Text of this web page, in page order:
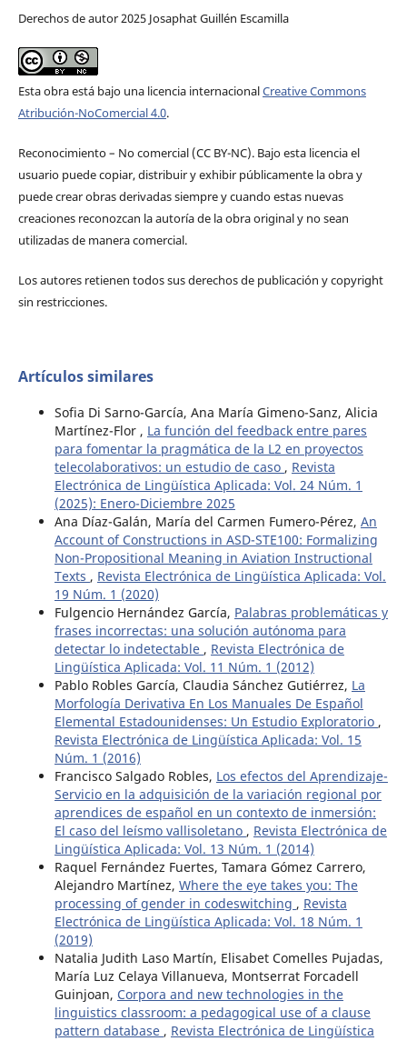
Derechos de autor 2025 Josaphat Guillén Escamilla
Esta obra está bajo una licencia internacionalCreative Commons
Atribución-NoComercial 4.0.
Reconocimiento – No comercial (CC BY-­NC). Bajo esta licencia el
usuario puede copiar, distribuir y exhibir públicamente la obra y
puede crear obras derivadas siempre y cuando estas nuevas
creaciones reconozcan la autoría de la obra original y no sean
utilizadas de manera comercial.
Los autores retienen todos sus derechos de publicación y copyright
sin restricciones.
Artículos similares
Sofia Di Sarno-García, Ana María Gimeno-Sanz, Alicia
Martínez-Flor , La función del feedback entre pares
para fomentar la pragmática de la L2 en proyectos
telecolaborativos: un estudio de caso , Revista
Electrónica de Lingüística Aplicada: Vol. 24 Núm. 1
(2025): Enero-Diciembre 2025
Ana Díaz-Galán, María del Carmen Fumero-Pérez, An
Account of Constructions in ASD-STE100: Formalizing
Non-Propositional Meaning in Aviation Instructional
Texts , Revista Electrónica de Lingüística Aplicada: Vol.
19 Núm. 1 (2020)
Fulgencio Hernández García, Palabras problemáticas y
frases incorrectas: una solución autónoma para
detectar lo indetectable , Revista Electrónica de
Lingüística Aplicada: Vol. 11 Núm. 1 (2012)
Pablo Robles García, Claudia Sánchez Gutiérrez, La
Morfología Derivativa En Los Manuales De Español
Elemental Estadounidenses: Un Estudio Exploratorio ,
Revista Electrónica de Lingüística Aplicada: Vol. 15
Núm. 1 (2016)
Francisco Salgado Robles, Los efectos del Aprendizaje-
Servicio en la adquisición de la variación regional por
aprendices de español en un contexto de inmersión:
El caso del leísmo vallisoletano , Revista Electrónica de
Lingüística Aplicada: Vol. 13 Núm. 1 (2014)
Raquel Fernández Fuertes, Tamara Gómez Carrero,
Alejandro Martínez, Where the eye takes you: The
processing of gender in codeswitching , Revista
Electrónica de Lingüística Aplicada: Vol. 18 Núm. 1
(2019)
Natalia Judith Laso Martín, Elisabet Comelles Pujadas,
María Luz Celaya Villanueva, Montserrat Forcadell
Guinjoan, Corpora and new technologies in the
linguistics classroom: a pedagogical use of a clause
pattern database , Revista Electrónica de Lingüística